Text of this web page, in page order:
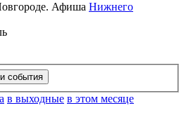
Афиша Нижнего
в выходные в этом месяце